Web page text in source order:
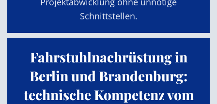
Schnittstellen.
Fahrstuhlnachrüstung in
Berlin und Brandenburg:
technische Kompetenz vom